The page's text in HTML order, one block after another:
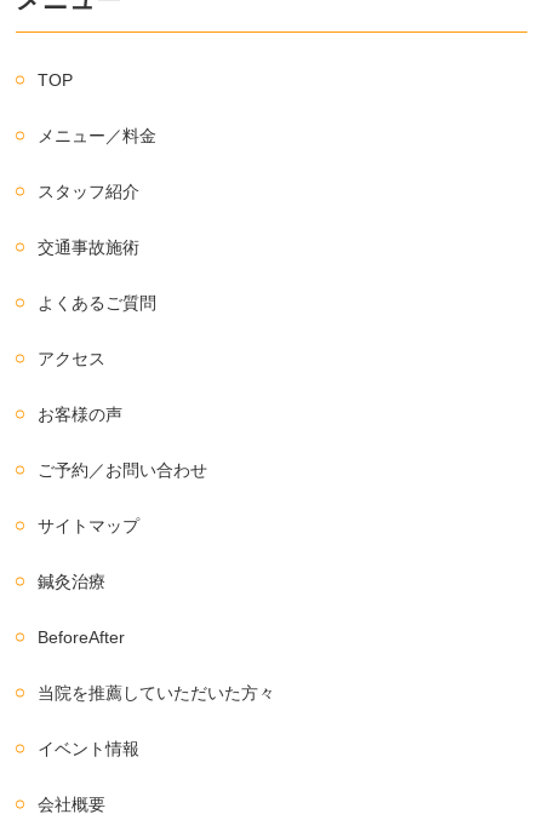
TOP
メニュー／料金
スタッフ紹介
交通事故施術
よくあるご質問
アクセス
お客様の声
ご予約／お問い合わせ
サイトマップ
鍼灸治療
BeforeAfter
当院を推薦していただいた方々
イベント情報
会社概要